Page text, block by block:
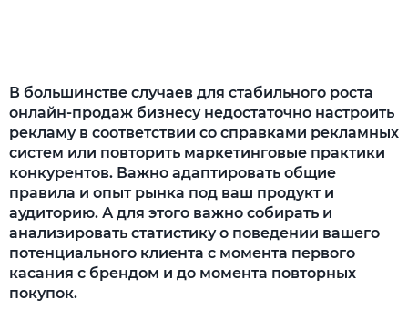
В большинстве случаев для стабильного роста
онлайн-продаж бизнесу недостаточно настроить
рекламу в соответствии со справками рекламных
систем или повторить маркетинговые практики
конкурентов. Важно адаптировать общие
правила и опыт рынка под ваш продукт и
аудиторию. А для этого важно собирать и
анализировать статистику о поведении вашего
потенциального клиента с момента первого
касания с брендом и до момента повторных
покупок.